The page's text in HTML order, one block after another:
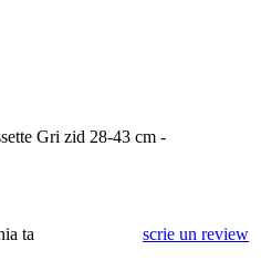
Gri zid 28-43 cm -
ta
scrie un review